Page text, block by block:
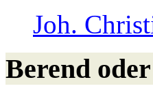
Joh.
Berend